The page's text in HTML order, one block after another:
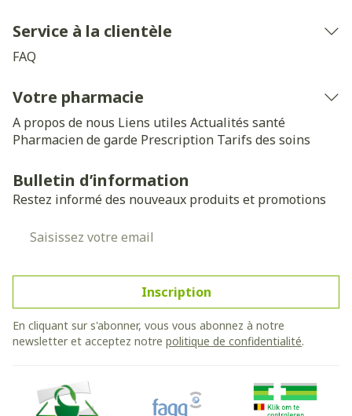
Service à la clientèle
FAQ
Votre pharmacie
A propos de nous Liens utiles Actualités santé
Pharmacien de garde Prescription Tarifs des soins
Bulletin d’information
Restez informé des nouveaux produits et promotions
Inscription
En cliquant sur s'abonner, vous vous abonnez à notre
newsletter et acceptez notre politique de confidentialité.